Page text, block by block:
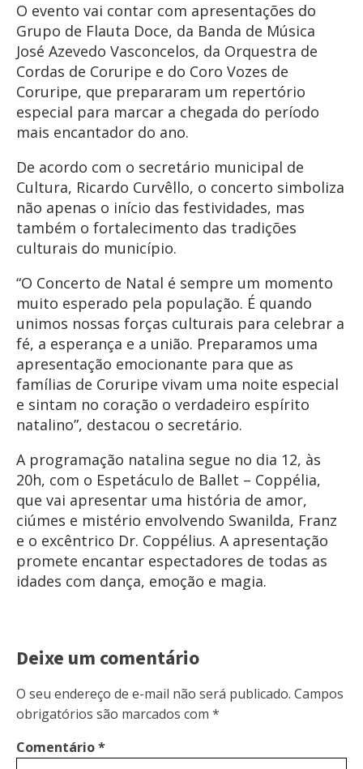
O evento vai contar com apresentações do
Grupo de Flauta Doce, da Banda de Música
José Azevedo Vasconcelos, da Orquestra de
Cordas de Coruripe e do Coro Vozes de
Coruripe, que prepararam um repertório
especial para marcar a chegada do período
mais encantador do ano.
De acordo com o secretário municipal de
Cultura, Ricardo Curvêllo, o concerto simboliza
não apenas o início das festividades, mas
também o fortalecimento das tradições
culturais do município.
“O Concerto de Natal é sempre um momento
muito esperado pela população. É quando
unimos nossas forças culturais para celebrar a
fé, a esperança e a união. Preparamos uma
apresentação emocionante para que as
famílias de Coruripe vivam uma noite especial
e sintam no coração o verdadeiro espírito
natalino”, destacou o secretário.
A programação natalina segue no dia 12, às
20h, com o Espetáculo de Ballet – Coppélia,
que vai apresentar uma história de amor,
ciúmes e mistério envolvendo Swanilda, Franz
e o excêntrico Dr. Coppélius. A apresentação
promete encantar espectadores de todas as
idades com dança, emoção e magia.
Deixe um comentário
O seu endereço de e-mail não será publicado. Campos
obrigatórios são marcados com *
Comentário*